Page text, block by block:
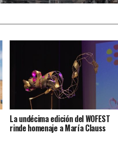
La undécima edición del WOFEST
rinde homenaje a María Clauss